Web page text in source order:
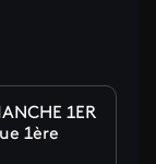
1ER
1ère